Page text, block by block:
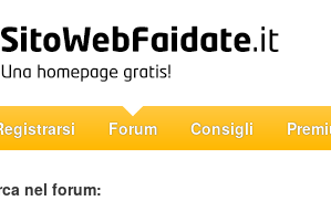
Forum Consigli
nel forum: